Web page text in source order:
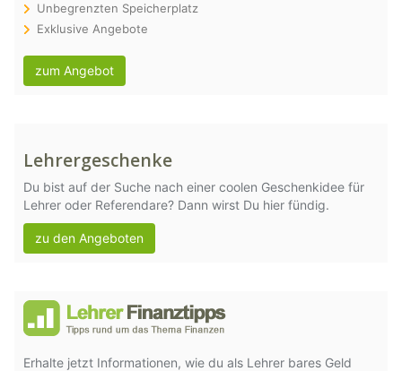
Unbegrenzten Speicherplatz
Exklusive Angebote
zum Angebot
Lehrergeschenke
Du bist auf der Suche nach einer coolen Geschenkidee für
Lehrer oder Referendare? Dann wirst Du hier fündig.
zu den Angeboten
Erhalte jetzt Informationen, wie du als Lehrer bares Geld